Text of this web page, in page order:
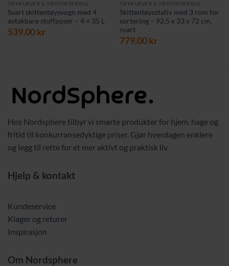
TØYKURVER & TØYSORTERING
Svart skittentøysvogn med 4
avtakbare stoffposer – 4 × 35 L
539,00kr
TØYKURVER & TØYSORTERING
Skittentøysstativ med 3 rom for
sortering – 92,5 x 33 x 72 cm,
svart
779,00kr
Hos Nordsphere tilbyr vi smarte produkter for hjem, hage og
fritid til konkurransedyktige priser. Gjør hverdagen enklere
og legg til rette for et mer aktivt og praktisk liv.
Hjelp & kontakt
Kundeservice
Klager og returer
Inspirasjon
Om Nordsphere